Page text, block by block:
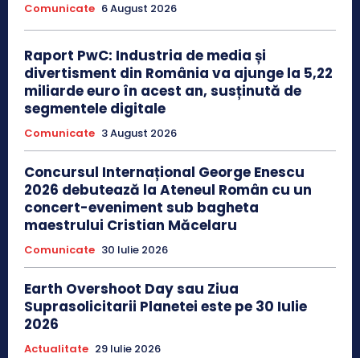
Comunicate 6 August 2026
Raport PwC: Industria de media și
divertisment din România va ajunge la 5,22
miliarde euro în acest an, susținută de
segmentele digitale
Comunicate 3 August 2026
Concursul Internațional George Enescu
2026 debutează la Ateneul Român cu un
concert-eveniment sub bagheta
maestrului Cristian Măcelaru
Comunicate 30 Iulie 2026
Earth Overshoot Day sau Ziua
Suprasolicitarii Planetei este pe 30 Iulie
2026
Actualitate 29 Iulie 2026